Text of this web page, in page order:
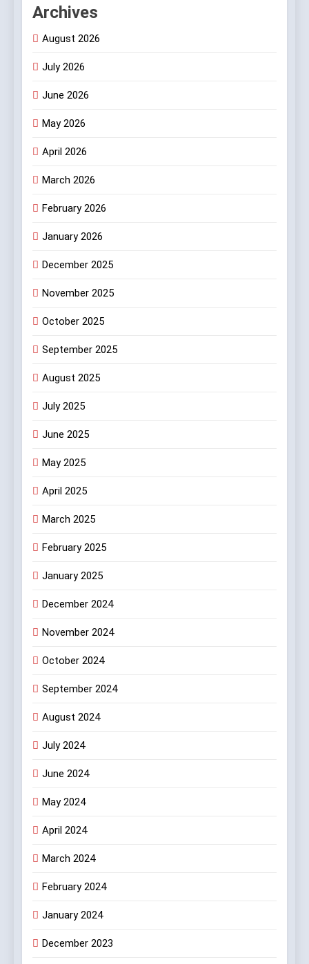
Archives
August 2026
July 2026
June 2026
May 2026
April 2026
March 2026
February 2026
January 2026
December 2025
November 2025
October 2025
September 2025
August 2025
July 2025
June 2025
May 2025
April 2025
March 2025
February 2025
January 2025
December 2024
November 2024
October 2024
September 2024
August 2024
July 2024
June 2024
May 2024
April 2024
March 2024
February 2024
January 2024
December 2023